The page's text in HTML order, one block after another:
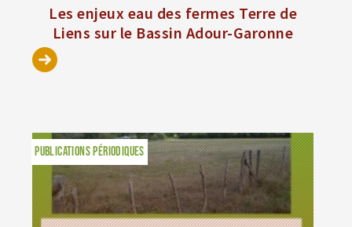
Les enjeux eau des fermes Terre de
Liens sur le Bassin Adour-Garonne
PUBLICATIONS PÉRIODIQUES